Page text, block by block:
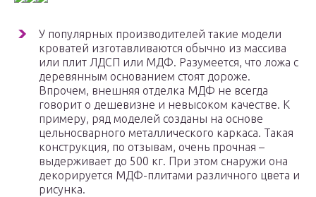
У популярных производителей такие модели
кроватей изготавливаются обычно из массива
или плит ЛДСП или МДФ. Разумеется, что ложа с
деревянным основанием стоят дороже.
Впрочем, внешняя отделка МДФ не всегда
говорит о дешевизне и невысоком качестве. К
примеру, ряд моделей созданы на основе
цельносварного металлического каркаса. Такая
конструкция, по отзывам, очень прочная –
выдерживает до 500 кг. При этом снаружи она
декорируется МДФ-плитами различного цвета и
рисунка.